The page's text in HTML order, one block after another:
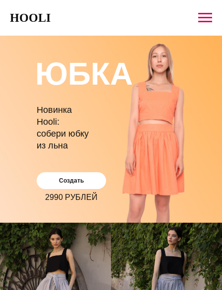
HOOLI
ЮБКА
Новинка
Hooli:
собери юбку
из льна
Создать
2990 РУБЛЕЙ